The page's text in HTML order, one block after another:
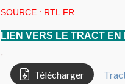
SOURCE : RTL.FR
LIEN VERS LE TRACT EN
Télécharger